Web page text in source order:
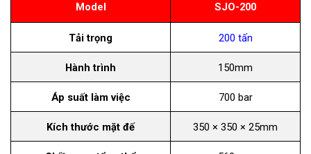
Model SJO-200
Tải trọng 200 tấn
Hành trình 150mm
Áp suất làm việc 700 bar
Kích thước mặt đế 350 × 350 × 25mm